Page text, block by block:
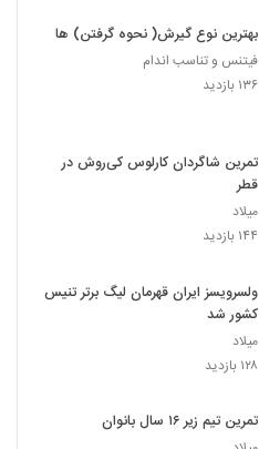
بهترین نوع گیرش( نحوه گرفتن) هالتر
فیتنس و تناسب اندام
۱۳۶ بازدید
تمرین شاگردان کارلوس کی‌روش در
قطر
میلاد
۱۴۴ بازدید
ولسرویسز ایران قهرمان لیگ برتر تنیس
کشور شد
میلاد
۱۲۸ بازدید
تمرین تیم زیر ۱۶ سال بانوان